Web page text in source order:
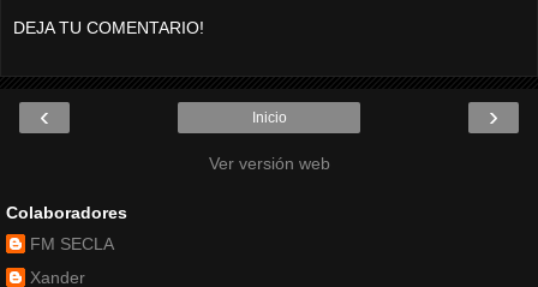
DEJA TU COMENTARIO!
‹ ›
Inicio
Ver versión web
Colaboradores
FM SECLA
Xander